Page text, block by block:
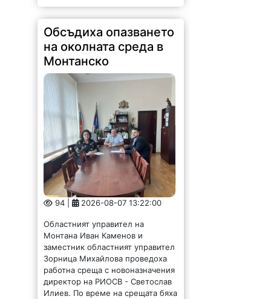
Обсъдиха опазването
на околната среда в
Монтанско
94 | 2026-08-07 13:22:00
Областният управител на
Монтана Иван Каменов и
заместник областният управител
Зорница Михайлова проведоха
работна среща с новоназначения
директор на РИОСВ - Светослав
Илиев. По време на срещата бяха